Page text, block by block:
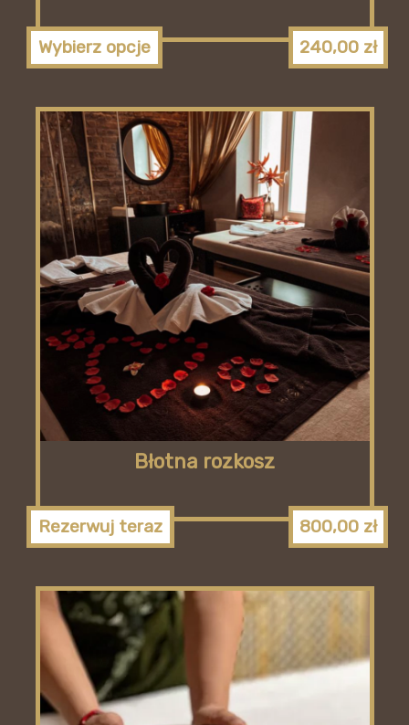
240,00 zł
Wybierz opcje
Błotna rozkosz
800,00 zł
Rezerwuj teraz